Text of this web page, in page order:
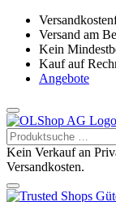
Versand am
Kein
Kauf auf
Angebote
Kein Verkauf an
Versandkosten.